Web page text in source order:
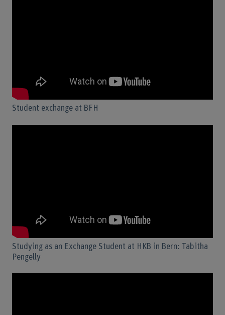
Student exchange at BFH
Studying as an Exchange Student at HKB in Bern: Tabitha
Pengelly